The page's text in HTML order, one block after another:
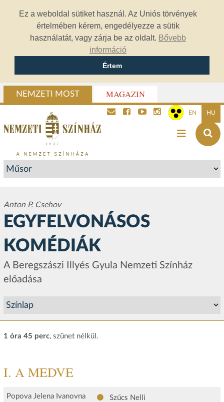
Ez a weboldal sütiket használ. Az Uniós törvények
értelmében kérem, engedélyezze a sütik
használatát, vagy zárja be az oldalt. Bővebb
információ
Értem
NEMZETI MOST MAGAZIN
EN HU
Anton P. Csehov
EGYFELVONÁSOS
KOMÉDIÁK
A Beregszászi Illyés Gyula Nemzeti Színház
előadása
1 óra 45 perc, szünet nélkül.
I. A MEDVE
Popova Jelena Ivanovna Szűcs Nelli